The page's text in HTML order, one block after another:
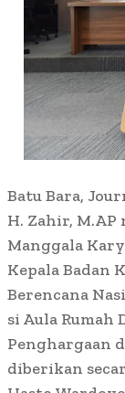
Batu Bara,
H. Zahir,
Manggala
Kepala Badan
Berencana
si Aula Rumah
Penghargaan
diberikan